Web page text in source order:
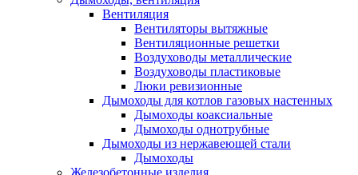
Вентиляция
Вентиляторы вытяжные
Вентиляционные решетки
Воздуховоды металлические
Воздуховоды пластиковые
Люки ревизионные
Дымоходы для котлов газовых настенных
Дымоходы коаксиальные
Дымоходы однотрубные
Дымоходы из нержавеющей стали
Дымоходы
Железобетонные изделия